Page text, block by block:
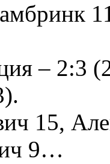
– 2:3
15,
9…